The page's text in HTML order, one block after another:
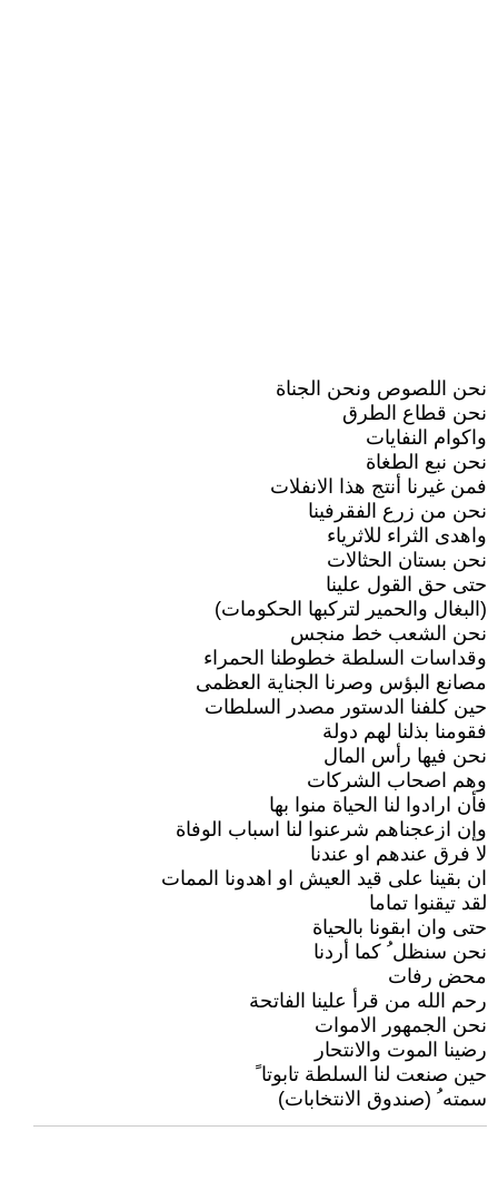
نحن اللصوص ونحن الجناة
نحن قطاع الطرق
واكوام النفايات
نحن نبع الطغاة
فمن غيرنا أنتج هذا الانفلات
نحن من زرع الفقرفينا
واهدى الثراء للاثرياء
نحن بستان الحثالات
حتى حق القول علينا
(البغال والحمير لتركبها الحكومات)
نحن الشعب خط منجس
وقداسات السلطة خطوطنا الحمراء
مصانع البؤس وصرنا الجناية العظمى
حين كلفنا الدستور مصدر السلطات
فقومنا بذلنا لهم دولة
نحن فيها رأس المال
وهم اصحاب الشركات
فأن ارادوا لنا الحياة منوا بها
وإن ازعجناهم شرعنوا لنا اسباب الوفاة
لا فرق عندهم او عندنا
ان بقينا على قيد العيش او اهدونا الممات
لقد تيقنوا تماما
حتى وان ابقونا بالحياة
نحن سنظل ُ كما أردنا
محض رفات
رحم الله من قرأ علينا الفاتحة
نحن الجمهور الاموات
رضينا الموت والانتحار
حين صنعت لنا السلطة تابوتا ً
سمته ُ (صندوق الانتخابات)